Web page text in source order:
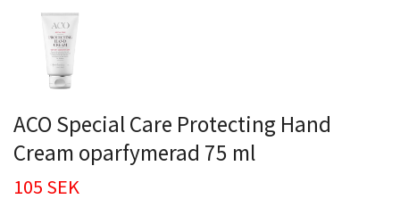
ACO Special Care Protecting Hand
Cream oparfymerad 75 ml
105 SEK